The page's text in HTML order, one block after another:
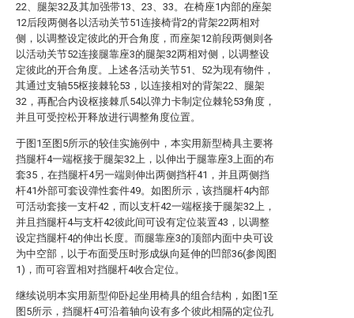
22、腿架32及其加强带13、23、33。在椅座1内部的座架
12后段两侧各以活动关节51连接椅背2的背架22两相对
侧，以调整设定彼此的开合角度，而座架12前段两侧则各
以活动关节52连接腿靠座3的腿架32两相对侧，以调整设
定彼此的开合角度。上述各活动关节51、52为现有物件，
其通过支轴55枢接棘轮53，以连接相对的背架22、腿架
32，再配合内设枢接棘爪54以弹力卡制定位棘轮53角度，
并且可受控松开释放进行调整角度位置。
于图1至图5所示的较佳实施例中，本实用新型椅具主要将
挡腿杆4一端枢接于腿架32上，以伸出于腿靠座3上面的布
套35，在挡腿杆4另一端则伸出两侧挡杆41，并且两侧挡
杆41外部可套设弹性套件49。如图所示，该挡腿杆4内部
可活动套接一支杆42，而以支杆42一端枢接于腿架32上，
并且挡腿杆4与支杆42彼此间可设有定位装置43，以调整
设定挡腿杆4的伸出长度。而腿靠座3的顶部内面中央可设
为中空部，以于布面受压时形成纵向延伸的凹部36(参阅图
1)，而可容置相对挡腿杆4收合定位。
继续说明本实用新型仰卧起坐用椅具的组合结构，如图1至
图5所示，挡腿杆4可沿着轴向设有多个彼此相隔的定位孔